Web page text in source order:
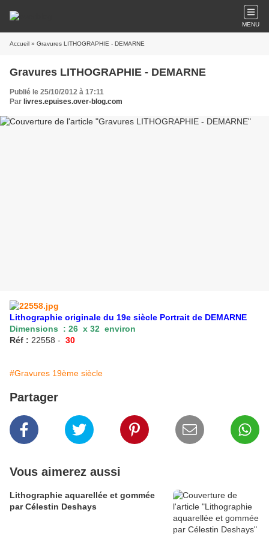
MENU
Accueil » Gravures LITHOGRAPHIE - DEMARNE
Gravures LITHOGRAPHIE - DEMARNE
Publié le 25/10/2012 à 17:11
Par livres.epuises.over-blog.com
Lithographie originale du 19e siècle Portrait de DEMARNE
Dimensions : 26 x 32 environ
Réf : 22558 - 30
#Gravures 19ème siècle
Partager
Vous aimerez aussi
Lithographie aquarellée et gommée
par Célestin Deshays